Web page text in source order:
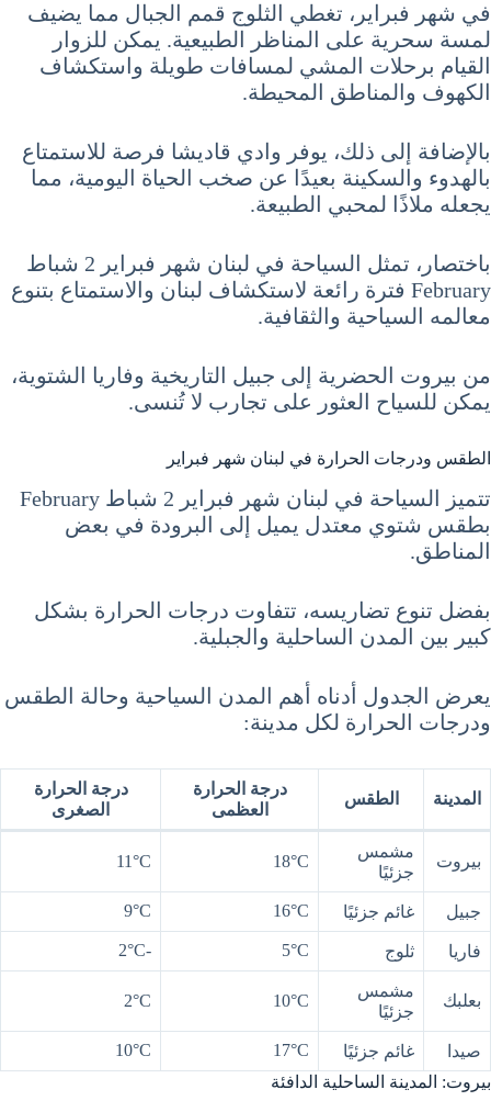
في شهر فبراير، تغطي الثلوج قمم الجبال مما يضيف
لمسة سحرية على المناظر الطبيعية. يمكن للزوار
القيام برحلات المشي لمسافات طويلة واستكشاف
الكهوف والمناطق المحيطة.
بالإضافة إلى ذلك، يوفر وادي قاديشا فرصة للاستمتاع
بالهدوء والسكينة بعيدًا عن صخب الحياة اليومية، مما
يجعله ملاذًا لمحبي الطبيعة.
باختصار، تمثل السياحة في لبنان شهر فبراير 2 شباط
February فترة رائعة لاستكشاف لبنان والاستمتاع بتنوع
معالمه السياحية والثقافية.
من بيروت الحضرية إلى جبيل التاريخية وفاريا الشتوية،
يمكن للسياح العثور على تجارب لا تُنسى.
الطقس ودرجات الحرارة في لبنان شهر فبراير
تتميز السياحة في لبنان شهر فبراير 2 شباط February
بطقس شتوي معتدل يميل إلى البرودة في بعض
المناطق.
بفضل تنوع تضاريسه، تتفاوت درجات الحرارة بشكل
كبير بين المدن الساحلية والجبلية.
يعرض الجدول أدناه أهم المدن السياحية وحالة الطقس
ودرجات الحرارة لكل مدينة:
المدينة الطقس
درجة الحرارة
العظمى
درجة الحرارة
الصغرى
بيروت
مشمس
جزئيًا
18°C
11°C
جبيل غائم جزئيًا 16°C
9°C
فاريا ثلوج 5°C
-2°C
بعلبك
مشمس
جزئيًا
10°C
2°C
صيدا غائم جزئيًا 17°C
10°C
بيروت: المدينة الساحلية الدافئة